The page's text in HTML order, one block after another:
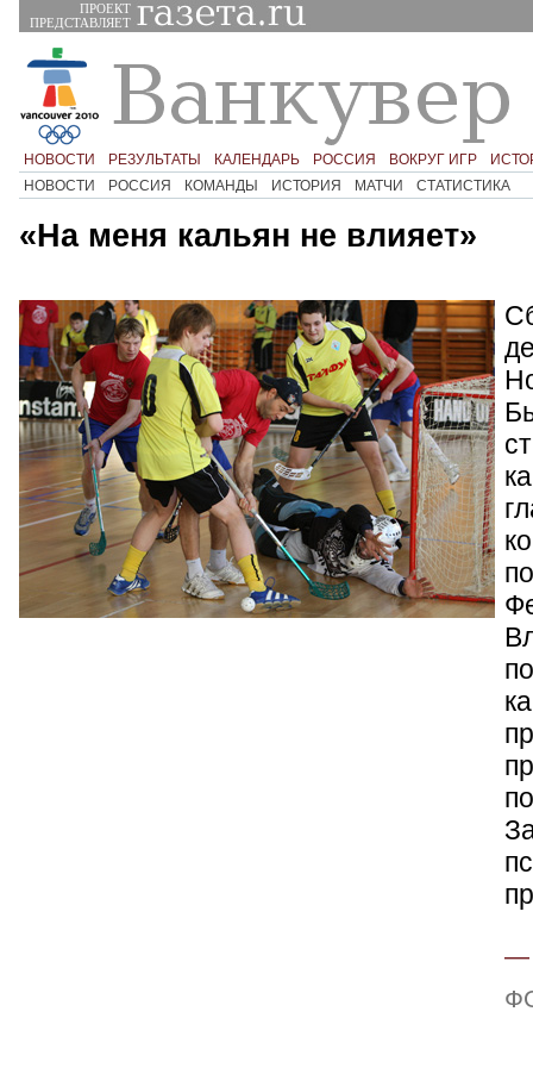
ПРОЕКТ
ПРЕДСТАВЛЯЕТ
НОВОСТИ РЕЗУЛЬТАТЫ КАЛЕНДАРЬ РОССИЯ ВОКРУГ ИГР
НОВОСТИ
РОССИЯ КОМАНДЫ ИСТОРИЯ МАТЧИ СТАТИСТИКА
«На меня кальян не влияет»